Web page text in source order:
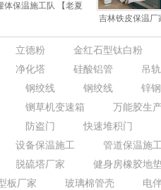
体保温施工队 【老夏
潮，今天回踩
吉林铁皮保温厂
立德粉
金红石型钛白粉
净化塔 硅酸铝管
吊
钢绞线 钢绞线
锌
铡草机变速箱
万能胶生
防盗门
快速堆积门
设备保温施工
管道保温施
脱硫塔厂家
健身房橡胶地
板厂家
玻璃棉管壳 电